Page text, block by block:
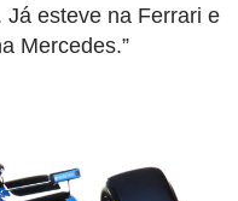
esteve na Ferrari e
Mercedes.”